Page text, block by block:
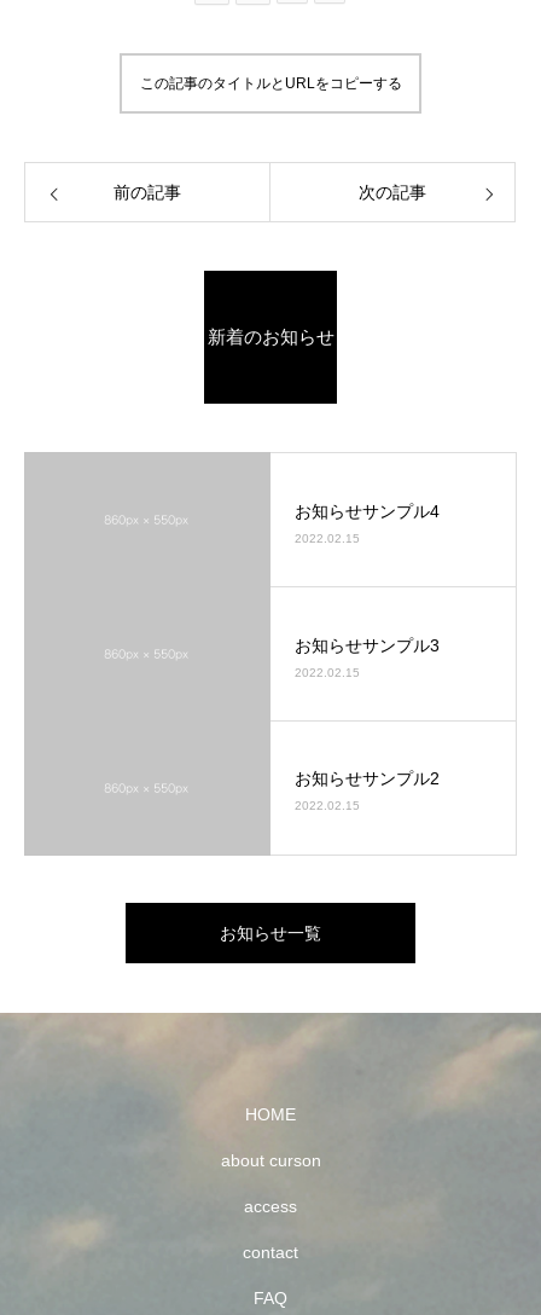
この記事のタイトルとURLをコピーする
前の記事 次の記事
新着のお知らせ
お知らせサンプル4
2022.02.15
お知らせサンプル3
2022.02.15
お知らせサンプル2
2022.02.15
お知らせ一覧
HOME
about curson
access
contact
FAQ